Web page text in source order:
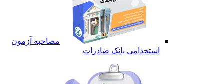
مصاحبه آزمون
استخدامی بانک صادرات